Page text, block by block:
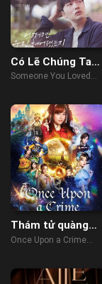
Có Lẽ Chúng Ta
Đã Chia Tay
Someone You Loved
Thám tử quàng
khăn đỏ
Once Upon a Crime